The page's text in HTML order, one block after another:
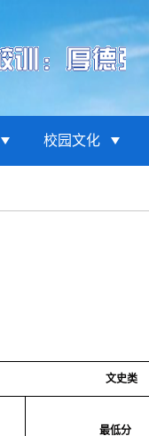
校园文化
文史类
最低分